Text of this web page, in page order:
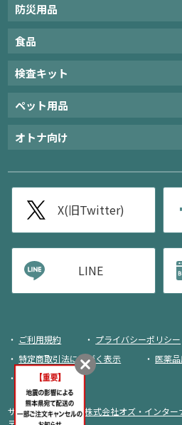
防災用品
食品
検査キット
ペット用品
オトナ向け
X(旧Twitter)
LINE
ご利用規約
プライバシーポリシー
特定商取引法に基づく表示
医薬
荷物追跡
サイト運営・企画： 株式会社オズ・インター